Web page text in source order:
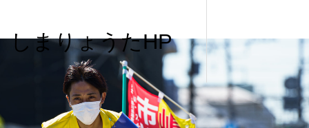
しまりょうたHP